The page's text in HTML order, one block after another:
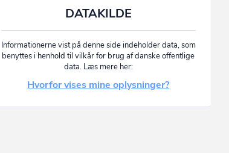
DATAKILDE
Informationerne vist på denne side indeholder data, som
benyttes i henhold til vilkår for brug af danske offentlige
data. Læs mere her:
Hvorfor vises mine oplysninger?